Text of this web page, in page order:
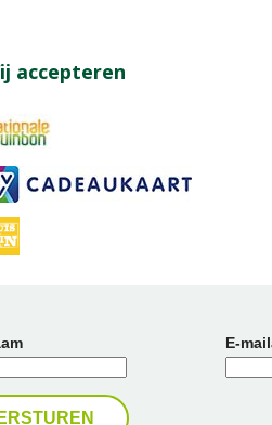
accepteren
E-